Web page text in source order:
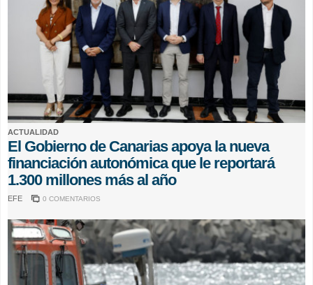
ACTUALIDAD
El Gobierno de Canarias apoya la nueva
financiación autonómica que le reportará
1.300 millones más al año
EFE 0 COMENTARIOS